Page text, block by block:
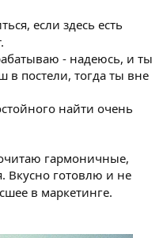
если здесь есть
- надеюсь, и ты
в постели, тогда ты вне
найти очень
гармоничные,
Вкусно готовлю и не
в маркетинге.